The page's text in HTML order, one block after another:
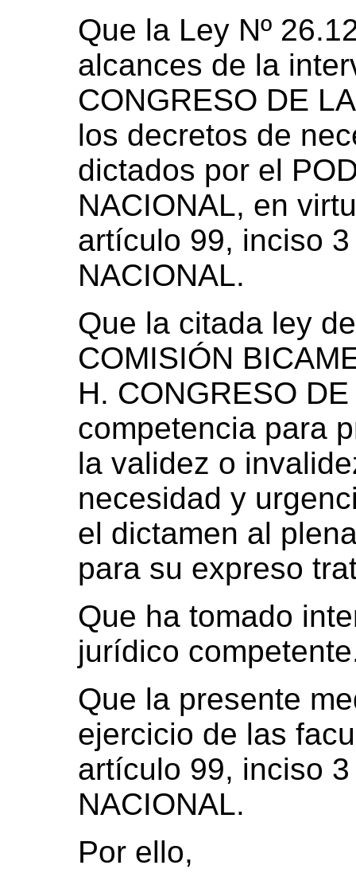
Que la Ley Nº
alcances de la
CONGRESO DE
los decretos de
dictados por el
NACIONAL, en
artículo 99, inciso
NACIONAL.
Que la citada ley
COMISIÓN
H. CONGRESO
competencia para
la validez o
necesidad y
el dictamen al
para su expreso
Que ha tomado
jurídico
Que la presente
ejercicio de las
artículo 99, inciso
NACIONAL.
Por ello,